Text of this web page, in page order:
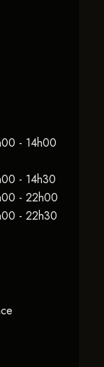
- 14h00
- 14h30
- 22h00
- 22h30